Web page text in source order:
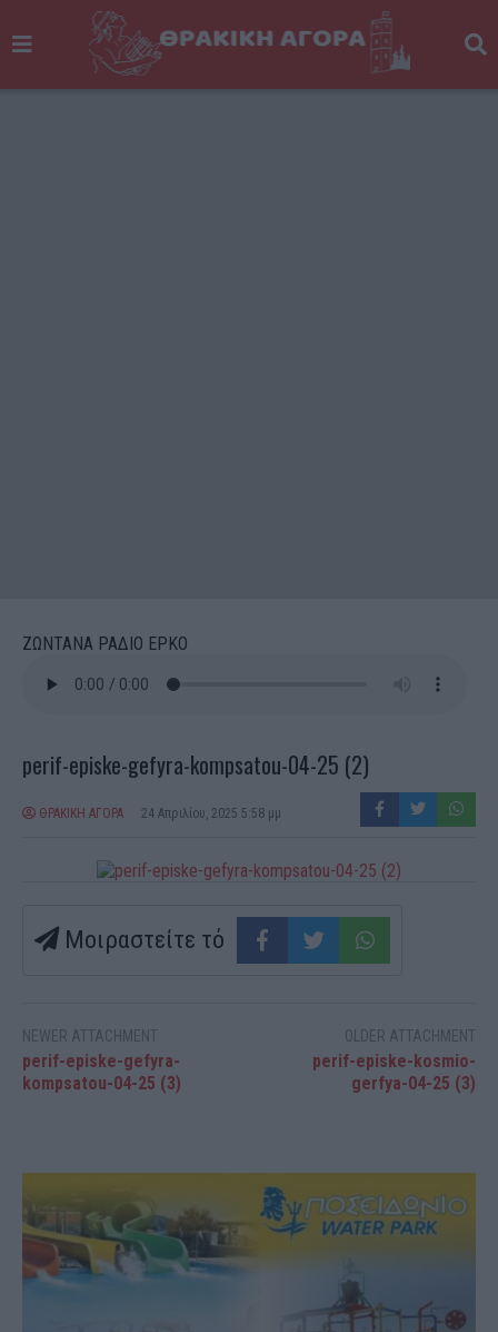
ΖΩΝΤΑΝΑ ΡΑΔΙΟ ΕΡΚΟ
perif-episke-gefyra-kompsatou-04-25 (2)
ΘΡΑΚΙΚΗ ΑΓΟΡΑ 24 Απριλίου, 2025 5:58 μμ
Μοιραστείτε τό
NEWER ATTACHMENT
perif-episke-gefyra-
kompsatou-04-25 (3)
OLDER ATTACHMENT
perif-episke-kosmio-
gerfya-04-25 (3)